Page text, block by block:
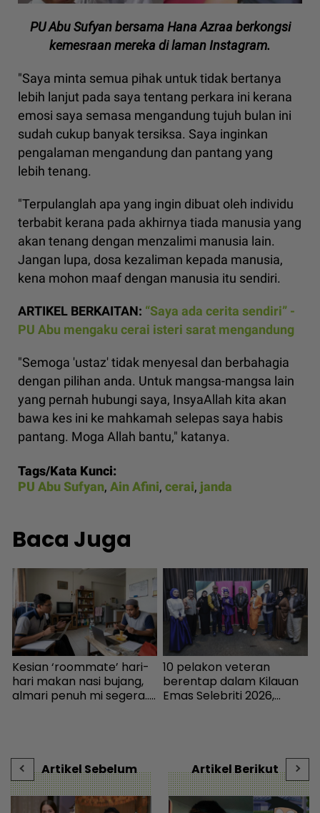
PU Abu Sufyan bersama Hana Azraa berkongsi
kemesraan mereka di laman Instagram.
"Saya minta semua pihak untuk tidak bertanya
lebih lanjut pada saya tentang perkara ini kerana
emosi saya semasa mengandung tujuh bulan ini
sudah cukup banyak tersiksa. Saya inginkan
pengalaman mengandung dan pantang yang
lebih tenang.
"Terpulanglah apa yang ingin dibuat oleh individu
terbabit kerana pada akhirnya tiada manusia yang
akan tenang dengan menzalimi manusia lain.
Jangan lupa, dosa kezaliman kepada manusia,
kena mohon maaf dengan manusia itu sendiri.
ARTIKEL BERKAITAN: “Saya ada cerita sendiri” -
PU Abu mengaku cerai isteri sarat mengandung
"Semoga 'ustaz' tidak menyesal dan berbahagia
dengan pilihan anda. Untuk mangsa-mangsa lain
yang pernah hubungi saya, InsyaAllah kita akan
bawa kes ini ke mahkamah selepas saya habis
pantang. Moga Allah bantu," katanya.
Tags/Kata Kunci:
PU Abu Sufyan, Ain Afini, cerai, janda
Baca Juga
Kesian ‘roommate’ hari-
hari makan nasi bujang,
almari penuh mi segera...
10 pelakon veteran
berentap dalam Kilauan
Emas Selebriti 2026,
Artikel Sebelum
Artikel Berikut